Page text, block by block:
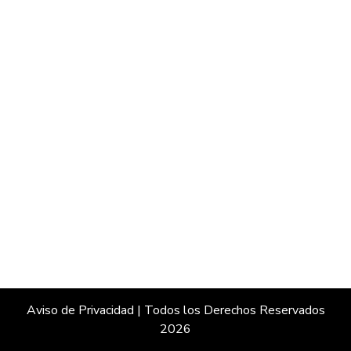
Aviso de Privacidad | Todos los Derechos Reservados
2026